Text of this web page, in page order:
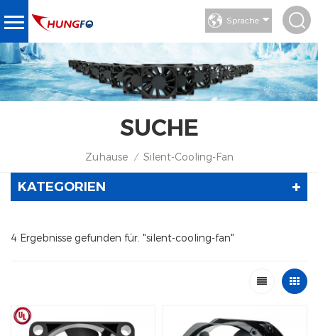
Sprache
SUCHE
Zuhause / Silent-Cooling-Fan
KATEGORIEN
4 Ergebnisse gefunden für. "silent-cooling-fan"